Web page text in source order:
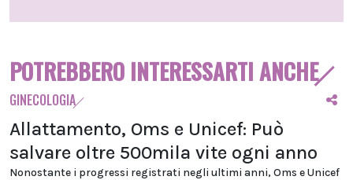
POTREBBERO INTERESSARTI ANCHE
GINECOLOGIA
Allattamento, Oms e Unicef: Può
salvare oltre 500mila vite ogni anno
Nonostante i progressi registrati negli ultimi anni, Oms e Unicef